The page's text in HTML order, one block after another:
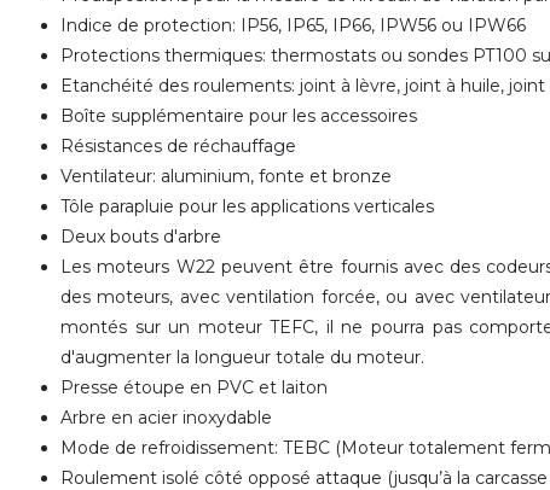
Indice de protection: IP56, IP65, IP66, IPW56 ou IPW66
Protections thermiques: thermostats ou sondes PT100
Etanchéité des roulements: joint à lèvre, joint à huile,
Boîte supplémentaire pour les accessoires
Résistances de réchauffage
Ventilateur: aluminium, fonte et bronze
Tôle parapluie pour les applications verticales
Deux bouts d'arbre
Les moteurs W22 peuvent être fournis avec des
des moteurs, avec ventilation forcée, ou avec
montés sur un moteur TEFC, il ne pourra pas
d'augmenter la longueur totale du moteur.
Presse étoupe en PVC et laiton
Arbre en acier inoxydable
Mode de refroidissement: TEBC (Moteur totalement
Roulement isolé côté opposé attaque (jusqu’à la